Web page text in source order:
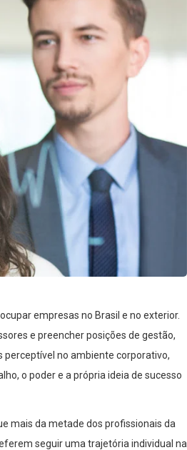
empresas no Brasil e no exterior.
e preencher posições de gestão,
no ambiente corporativo,
o poder e a própria ideia de sucesso
mais da metade dos profissionais da
seguir uma trajetória individual na